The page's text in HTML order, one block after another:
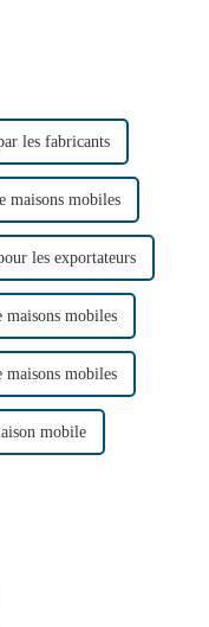
les fabricants
maisons mobiles
les exportateurs
maisons mobiles
maisons mobiles
mobile